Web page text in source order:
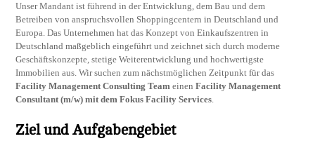
Unser Mandant ist führend in der Entwicklung, dem Bau und dem
Betreiben von anspruchsvollen Shoppingcentern in Deutschland und
Europa. Das Unternehmen hat das Konzept von Einkaufszentren in
Deutschland maßgeblich eingeführt und zeichnet sich durch moderne
Geschäftskonzepte, stetige Weiterentwicklung und hochwertigste
Immobilien aus. Wir suchen zum nächstmöglichen Zeitpunkt für das
Facility Management Consulting Team einenFacility Management
Consultant (m/w) mit dem Fokus Facility Services.
Ziel und Aufgabengebiet